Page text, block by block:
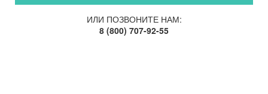
ИЛИ ПОЗВОНИТЕ НАМ:
8 (800) 707-92-55